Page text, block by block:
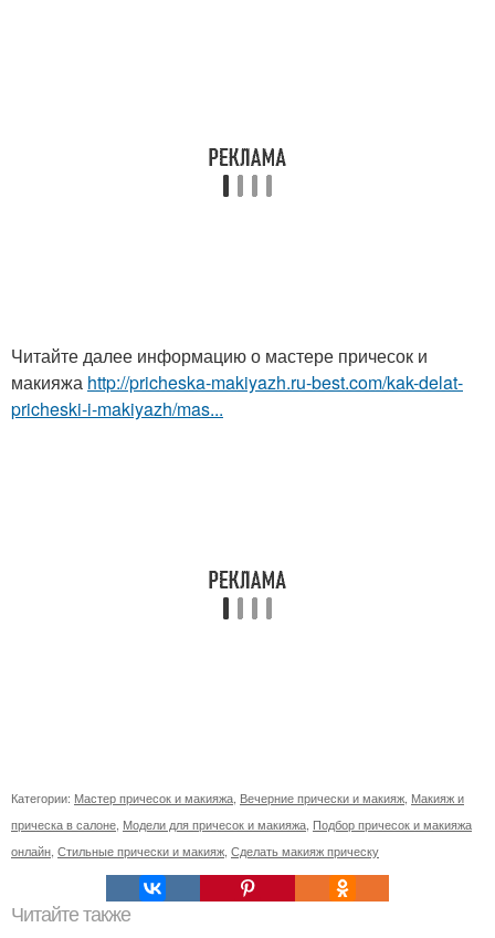
Читайте далее информацию о мастере причесок и
макияжа http://pricheska-makiyazh.ru-best.com/kak-delat-
pricheski-i-makiyazh/mas...
Категории: Мастер причесок и макияжа Вечерние прически и макияж Макияж и
прическа в салоне Модели для причесок и макияжа Подбор причесок и макияжа
онлайн Стильные прически и макияж Сделать макияж прическу
Читайте также